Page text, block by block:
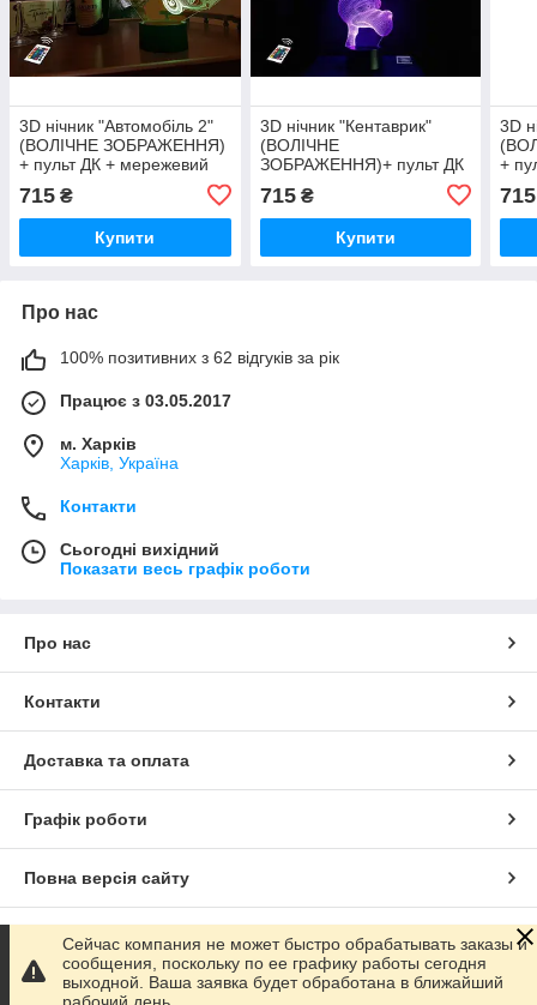
3D нічник "Автомобіль 2"
(ВОЛІЧНЕ ЗОБРАЖЕННЯ)
+ пульт ДК + мережевий
(3ААА) 3DTOYSLAMP
715 ₴
Купити
3D нічник "Кентаврик"
(ВОЛІЧНЕ
ЗОБРАЖЕННЯ)+ пульт ДК
адаптер +батарейки
(3ААА) 3DTOYSLAMP
715₴
Купити
3D
+
715
Про нас
100% позитивних з 62 відгуків за рік
Працює з 03.05.2017
м. Харків
Харків, Україна
Контакти
Сьогодні вихідний
Показати весь графік роботи
Про нас
Контакти
Доставка та оплата
Графік роботи
Повна версія сайту
Сайт створено на маркетплейсі Prom.ua
Політика конфіденційності
Сейчас компания не может быстро обрабатывать заказы и
сообщения, поскольку по ее графику работы сегодня
выходной. Ваша заявка будет обработана в ближайший